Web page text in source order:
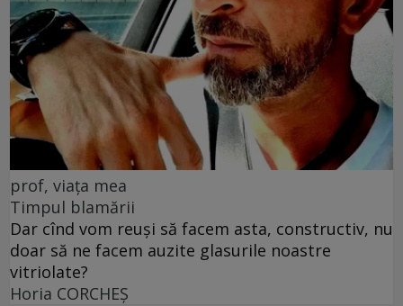
prof, viața mea
Timpul blamării
Dar cînd vom reuși să facem asta, constructiv, nu
doar să ne facem auzite glasurile noastre
vitriolate?
Horia CORCHEŞ